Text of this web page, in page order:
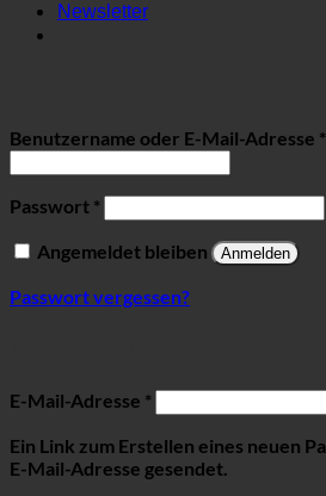
Newsletter
Benutzername oder E-Mail-Adresse *
Passwort *Erforderlich
Angemeldet bleiben Anmelden
Passwort vergessen?
E-Mail-Adresse *Erforderlich
Ein Link zum Erstellen eines neuen
E-Mail-Adresse gesendet.